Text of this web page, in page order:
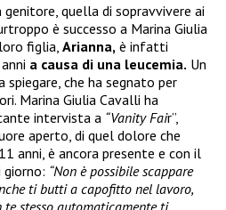
genitore, quella di sopravvivere ai
è successo a Marina Giulia
figlia, Arianna, è infatti
a causa di una leucemia. Un
spiegare, che ha segnato per
Marina Giulia Cavalli ha
intervista a “Vanity Fair”,
aperto, di quel dolore che
anni, è ancora presente e con il
giorno: “Non è possibile scappare
ti butti a capofitto nel lavoro,
stesso automaticamente ti